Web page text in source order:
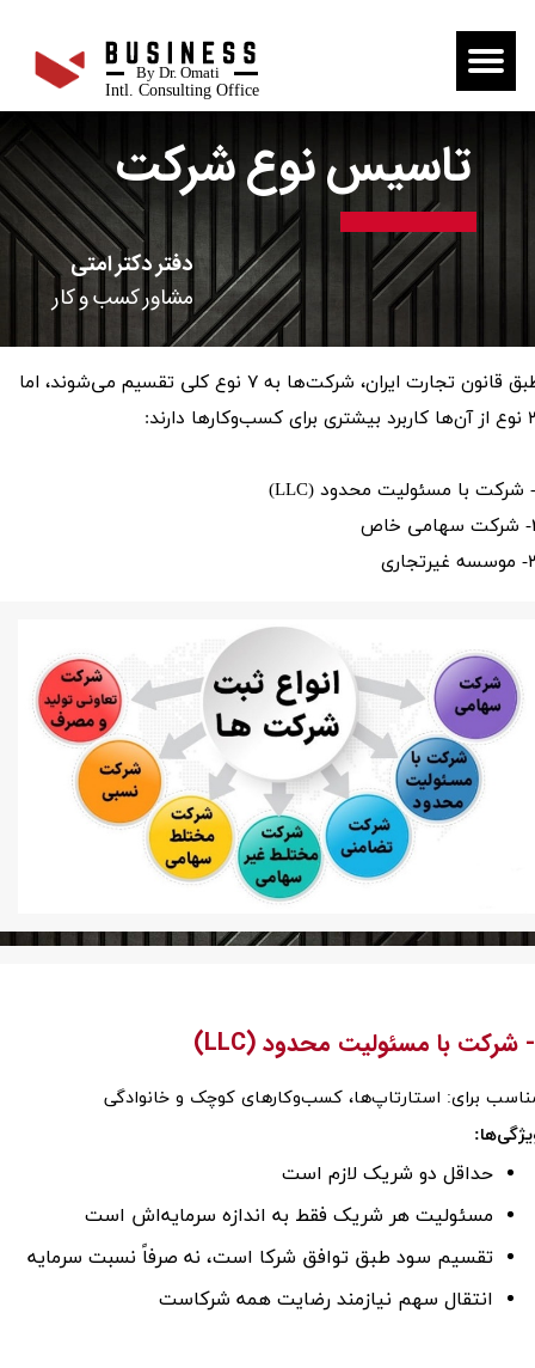
By Dr. Omati
Intl. Consulting Office
دفتر دکتر امتی
مشاور کسب و کار
تاسیس نوع شرکت
طبق قانون تجارت ایران، شرکت‌ها به ۷ نوع کلی تقسیم می‌شوند، اما
دارند:
خاص
برای: استارتاپ‌ها، کسب‌وکارهای کوچک و خانوادگی
حداقل دو شریک لازم است
مسئولیت هر شریک فقط به اندازه سرمایه‌اش است
تقسیم سود طبق توافق شرکا است، نه صرفاً نسبت سرمایه
انتقال سهم نیازمند رضایت همه شرکاست